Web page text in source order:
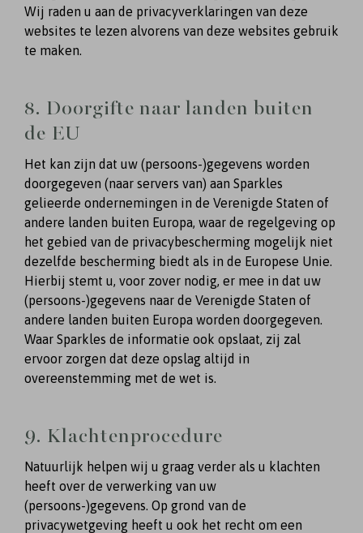
Wij raden u aan de privacyverklaringen van deze
websites te lezen alvorens van deze websites gebruik
te maken.
8. Doorgifte naar landen buiten
de EU
Het kan zijn dat uw (persoons-)gegevens worden
doorgegeven (naar servers van) aan Sparkles
gelieerde ondernemingen in de Verenigde Staten of
andere landen buiten Europa, waar de regelgeving op
het gebied van de privacybescherming mogelijk niet
dezelfde bescherming biedt als in de Europese Unie.
Hierbij stemt u, voor zover nodig, er mee in dat uw
(persoons-)gegevens naar de Verenigde Staten of
andere landen buiten Europa worden doorgegeven.
Waar Sparkles de informatie ook opslaat, zij zal
ervoor zorgen dat deze opslag altijd in
overeenstemming met de wet is.
9. Klachtenprocedure
Natuurlijk helpen wij u graag verder als u klachten
heeft over de verwerking van uw
(persoons-)gegevens. Op grond van de
privacywetgeving heeft u ook het recht om een